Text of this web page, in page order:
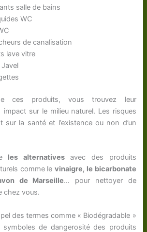
salle de bains
WC
de canalisation
lave vitre
Javel
ces produits, vous trouvez leur
sur le milieu naturel. Les risques
sur la santé et l’existence ou non d’un
les alternativesavec des produits
comme levinaigre, le bicarbonate
de Marseille… pour nettoyer de
chez vous.
des termes comme « Biodégradable »
de dangerosité des produits